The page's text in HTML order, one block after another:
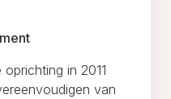
in 2011
van